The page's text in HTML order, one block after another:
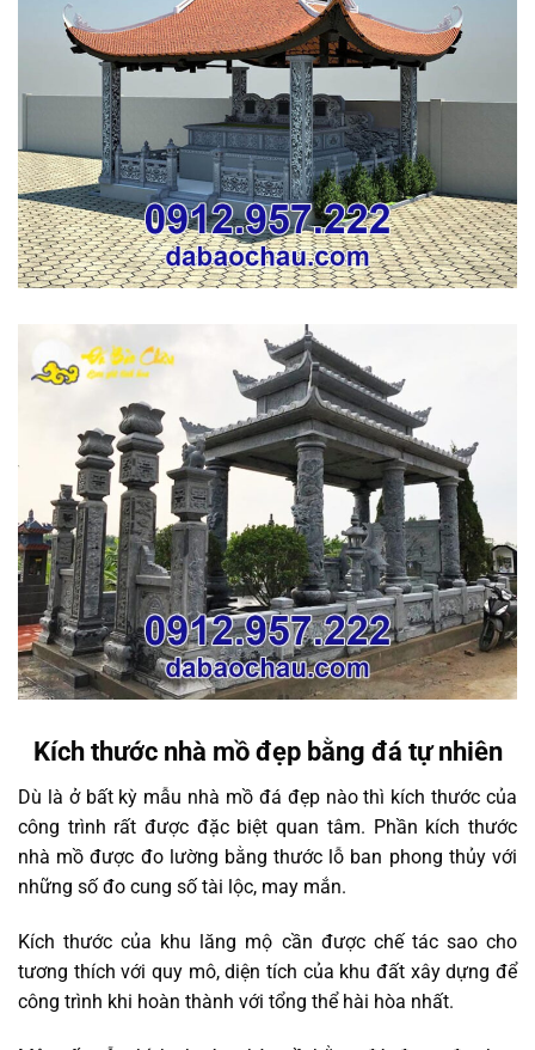
Kích thước nhà mồ đẹp bằng đá tự nhiên
Dù là ở bất kỳ mẫu nhà mồ đá đẹp nào thì kích thước của
công trình rất được đặc biệt quan tâm. Phần kích thước
nhà mồ được đo lường bằng thước lỗ ban phong thủy với
những số đo cung số tài lộc, may mắn.
Kích thước của khu lăng mộ cần được chế tác sao cho
tương thích với quy mô, diện tích của khu đất xây dựng để
công trình khi hoàn thành với tổng thể hài hòa nhất.